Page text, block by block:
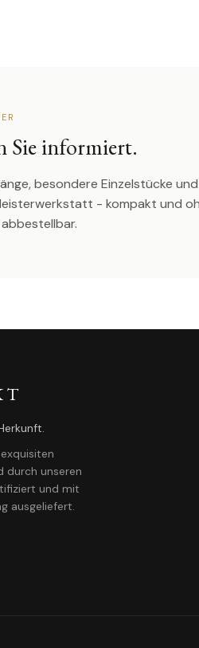
Sie informiert.
besondere Einzelstücke
- kompakt und
durch unseren
und mit
ausgeliefert.